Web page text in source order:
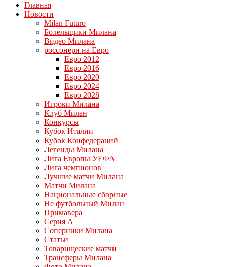
Главная
Новости
Milan Futuro
Болельщики Милана
Видео Милана
россонери на Евро
Евро 2012
Евро 2016
Евро 2020
Евро 2024
Евро 2028
Игроки Милана
Клуб Милан
Конкурсы
Кубок Италии
Кубок Конфедераций
Легенды Милана
Лига Европы УЕФА
Лига чемпионов
Лучшие матчи Милана
Матчи Милана
Национальные сборные
Не футбольный Милан
Примавера
Серия А
Соперники Милана
Статьи
Товарищеские матчи
Трансферы Милана